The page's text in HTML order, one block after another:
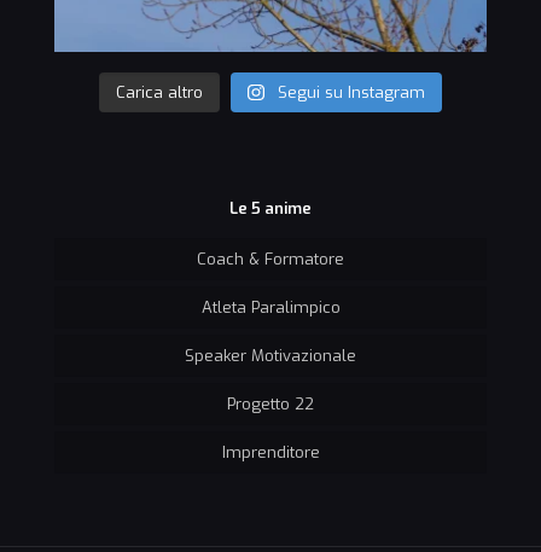
Carica altro Segui su Instagram
Le 5 anime
Coach & Formatore
Atleta Paralimpico
Speaker Motivazionale
Progetto 22
Imprenditore